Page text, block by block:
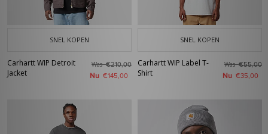
SNEL KOPEN
Carhartt WIP Detroit
Jacket
Was€210,00
Nu €145,00
SNEL KOPEN
Carhartt WIP Label T-
Shirt
Was€55,00
Nu €35,00